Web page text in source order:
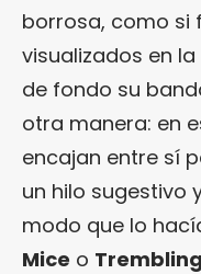
borrosa, como si
visualizados en
de fondo su
otra manera: en
encajan entre sí
un hilo sugestivo
modo que lo
Mice o